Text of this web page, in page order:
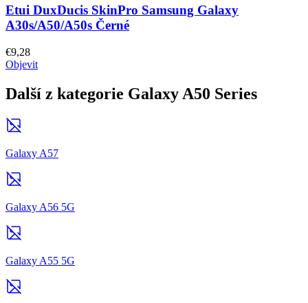
Etui DuxDucis SkinPro Samsung Galaxy
A30s/A50/A50s Černé
€9,28
Objevit
Další z kategorie Galaxy A50 Series
Galaxy A57
Galaxy A56 5G
Galaxy A55 5G